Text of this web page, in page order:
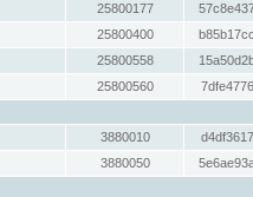
25800177
25800400
25800558
25800560
3880010
3880050